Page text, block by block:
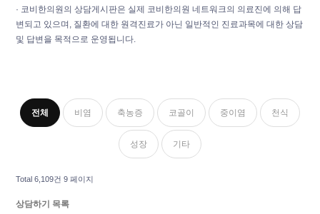
· 코비한의원의 상담게시판은 실제 코비한의원 네트워크의 의료진에 의해 답
변되고 있으며, 질환에 대한 원격진료가 아닌 일반적인 진료과목에 대한 상담
및 답변을 목적으로 운영됩니다.
전체 비염 축농증 코골이 중이염 천식
성장 기타
Total 6,109건 9 페이지
상담하기 목록